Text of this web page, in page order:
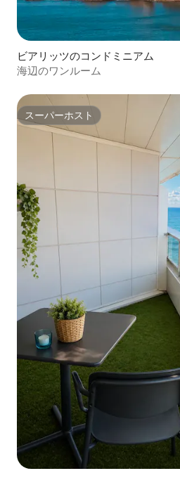
ビアリッツのコンドミニアム
海辺のワンルーム
スーパーホスト
スーパーホスト